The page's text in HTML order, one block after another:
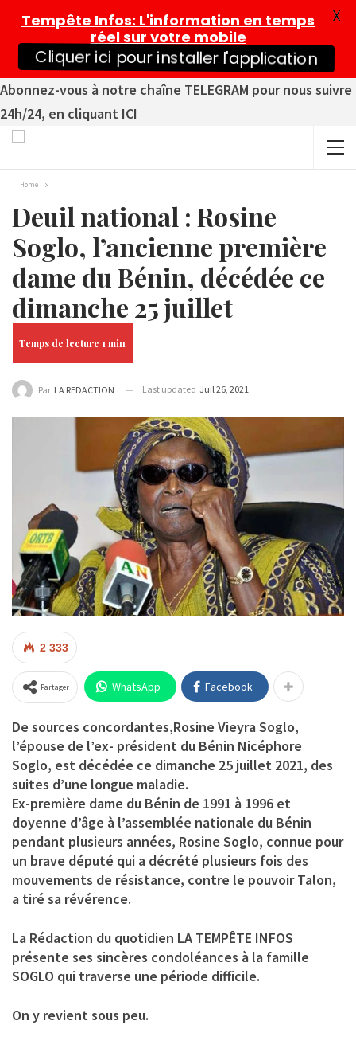
Abonnez-vous à notre chaîne TELEGRAM pour nous suivre
24h/24, en cliquant ICI
Home
Deuil national : Rosine
Soglo, l’ancienne première
dame du Bénin, décédée ce
dimanche 25 juillet
Par LA REDACTION Last updated Juil 26, 2021
2 333
Partager WhatsApp Facebook
De sources concordantes,Rosine Vieyra Soglo,
l’épouse de l’ex- président du Bénin Nicéphore
Soglo, est décédée ce dimanche 25 juillet 2021, des
suites d’une longue maladie.
Ex-première dame du Bénin de 1991 à 1996 et
doyenne d’âge à l’assemblée nationale du Bénin
pendant plusieurs années, Rosine Soglo, connue pour
un brave député qui a décrété plusieurs fois des
mouvements de résistance, contre le pouvoir Talon,
a tiré sa révérence.
La Rédaction du quotidien LA TEMPÊTE INFOS
présente ses sincères condoléances à la famille
SOGLO qui traverse une période difficile.
On y revient sous peu.
Tempête Infos: L'information en temps
réel sur votre mobile
Cliquer ici pour installer l'application
X